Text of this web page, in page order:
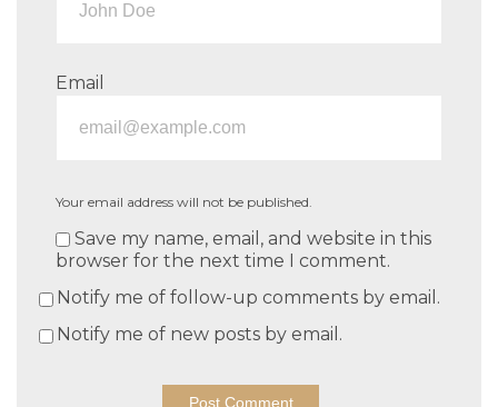
Email
Your email address will not be published.
Save my name, email, and website in this
browser for the next time I comment.
Notify me of follow-up comments by email.
Notify me of new posts by email.